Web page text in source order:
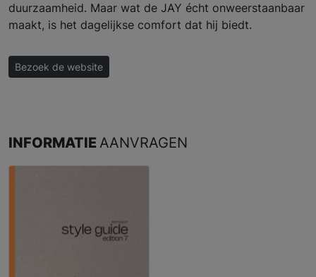
duurzaamheid. Maar wat de JAY écht onweerstaanbaar
maakt, is het dagelijkse comfort dat hij biedt.
Bezoek de website
INFORMATIEAANVRAGEN